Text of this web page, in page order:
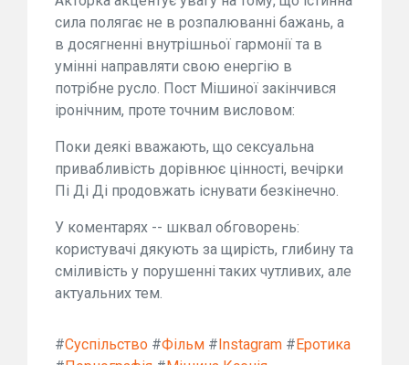
сила полягає не в розпалюванні бажань, а
в досягненні внутрішньої гармонії та в
умінні направляти свою енергію в
потрібне русло. Пост Мішиної закінчився
іронічним, проте точним висловом:
Поки деякі вважають, що сексуальна
привабливість дорівнює цінності, вечірки
Пі Ді Ді продовжать існувати безкінечно.
У коментарях -- шквал обговорень:
користувачі дякують за щирість, глибину та
сміливість у порушенні таких чутливих, але
актуальних тем.
#Суспільство #Фільм #Instagram #Еротика